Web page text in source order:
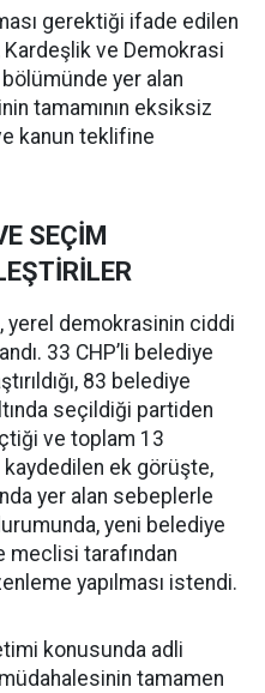
gerektiği ifade edilen
Kardeşlik ve Demokrasi
yer alan
tamamının eksiksiz
kanun teklifine
SEÇİM
yerel demokrasinin ciddi
33 CHP’li belediye
83 belediye
seçildiği partiden
ve toplam 13
kaydedilen ek görüşte,
yer alan sebeplerle
yeni belediye
meclisi tarafından
yapılması istendi.
konusunda adli
tamamen